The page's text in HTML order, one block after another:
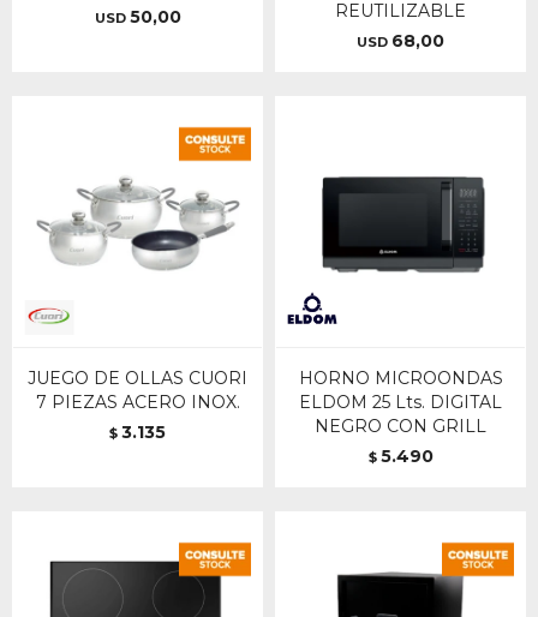
USD 50,00
REUTILIZABLE
USD 68,00
JUEGO DE OLLAS CUORI
7 PIEZAS ACERO INOX.
$ 3.135
HORNO MICROONDAS
ELDOM 25 Lts. DIGITAL
NEGRO CON GRILL
$ 5.490